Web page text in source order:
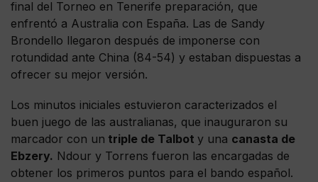
final del Torneo en Tenerife preparación, que
enfrentó a Australia con España. Las de Sandy
Brondello llegaron después de imponerse con
rotundidad ante China (84-54) y estaban dispuestas a
ofrecer su mejor versión.
Los minutos iniciales estuvieron caracterizados el
buen juego de las australianas, que inauguraron su
marcador con un triple de Talbot y una canasta de
Ebzery. Ndour y Torrens fueron las encargadas de
obtener los primeros puntos para el bando español.